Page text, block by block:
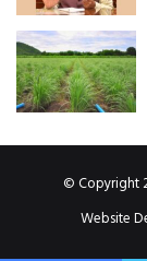
© Copyright
Website